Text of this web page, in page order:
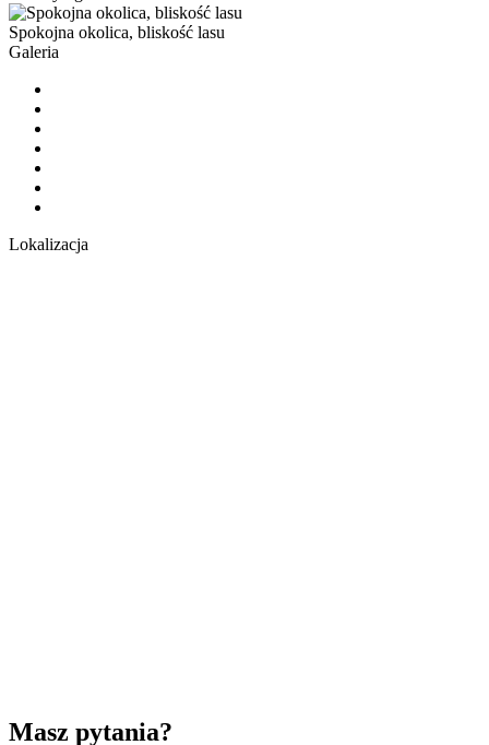
Spokojna okolica, bliskość lasu
Galeria
Lokalizacja
Masz pytania?